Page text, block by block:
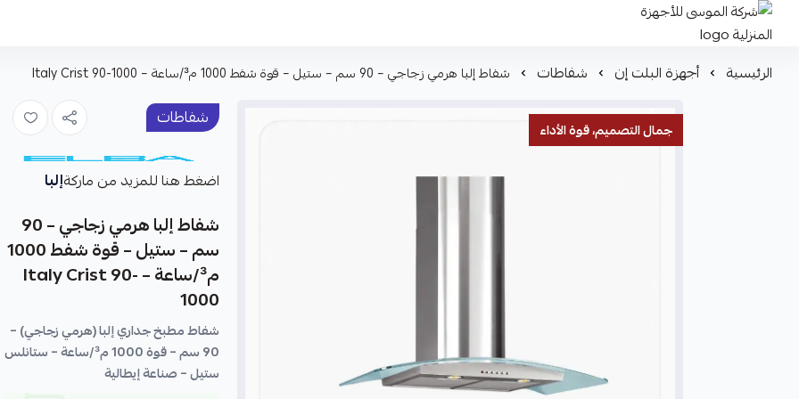
شركة الموسى للأجهزة المنزلية
الرئيسية أجهزة البلت إن شفاطات شفاط إلبا هرمي زجاجي – 90 سم – ستيل – قوة شفط 1000 م³/ساعة – Italy Crist 90-1000
جمال التصميم، قوة الأداء شفاطات
اضغط هنا للمزيد من ماركةإلبا
شفاط إلبا هرمي زجاجي – 90
سم – ستيل – قوة شفط 1000
م³/ساعة – Italy Crist 90-
1000
شفاط مطبخ جداري إلبا (هرمي زجاجي) –
90 سم – قوة 1000 م³/ساعة – ستانلس
ستيل – صناعة إيطالية